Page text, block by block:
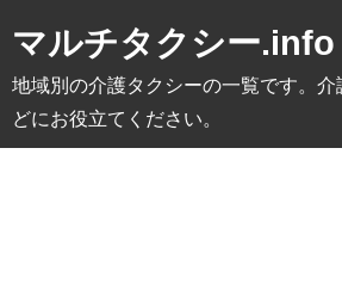
マルチタクシー.info
地域別の介護タクシーの一覧です。
どにお役立てください。